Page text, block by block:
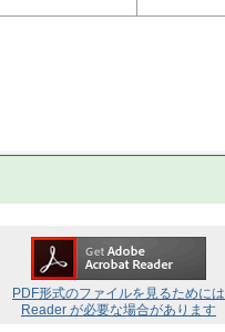
PDF形式のファイルを見るためには
Reader が必要な場合があります